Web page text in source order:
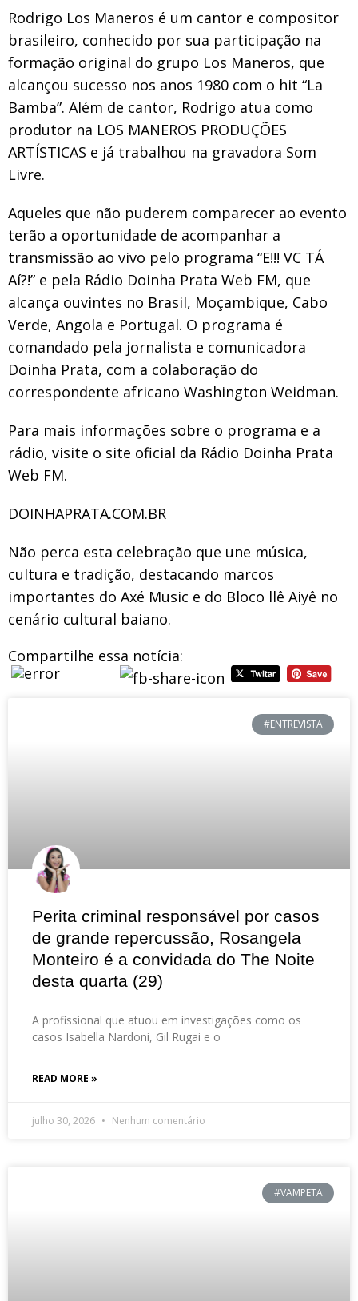
Rodrigo Los Maneros é um cantor e compositor
brasileiro, conhecido por sua participação na
formação original do grupo Los Maneros, que
alcançou sucesso nos anos 1980 com o hit “La
Bamba”. Além de cantor, Rodrigo atua como
produtor na LOS MANEROS PRODUÇÕES
ARTÍSTICAS e já trabalhou na gravadora Som
Livre.
Aqueles que não puderem comparecer ao evento
terão a oportunidade de acompanhar a
transmissão ao vivo pelo programa “E!!! VC TÁ
Aí?!” e pela Rádio Doinha Prata Web FM, que
alcança ouvintes no Brasil, Moçambique, Cabo
Verde, Angola e Portugal. O programa é
comandado pela jornalista e comunicadora
Doinha Prata, com a colaboração do
correspondente africano Washington Weidman.
Para mais informações sobre o programa e a
rádio, visite o site oficial da Rádio Doinha Prata
Web FM.
DOINHAPRATA.COM.BR
Não perca esta celebração que une música,
cultura e tradição, destacando marcos
importantes do Axé Music e do Bloco llê Aiyê no
cenário cultural baiano.
Compartilhe essa notícia:
#ENTREVISTA
Perita criminal responsável por casos
de grande repercussão, Rosangela
Monteiro é a convidada do The Noite
desta quarta (29)
A profissional que atuou em investigações como os
casos Isabella Nardoni, Gil Rugai e o
READ MORE »
julho 30, 2026 Nenhum comentário
#VAMPETA